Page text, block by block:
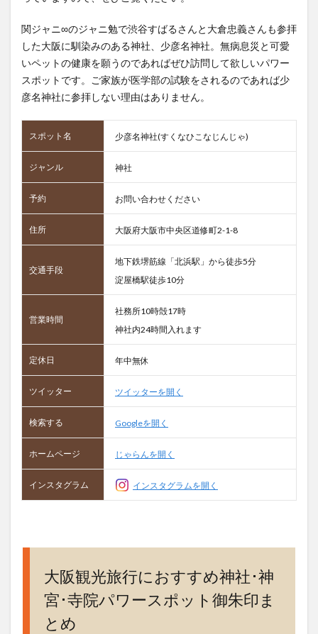
関ジャニ∞のジャニ勉で渋谷すばるさんと大倉忠義さんも参拝
した大阪に馴染みのある神社、少彦名神社。無病息災と可愛
いペットの健康を願うのであればぜひ訪問して欲しいパワー
スポットです。ご家族が医学部の試験をされるのであれば少
彦名神社に参拝しない理由はありません。
スポット名 少彦名神社(すくなひこなじんじゃ)
ジャンル 神社
予約 お問い合わせください
住所 大阪府大阪市中央区道修町2-1-8
交通手段
地下鉄堺筋線「北浜駅」から徒歩5分
淀屋橋駅徒歩10分
営業時間
社務所10時殻17時
神社内24時間入れます
定休日 年中無休
ツイッター ツイッターを開く
検索する Googleを開く
ホームページ じゃらんを開く
インスタグラム インスタグラムを開く
大阪観光旅行におすすめ神社･神
宮･寺院パワースポット御朱印ま
とめ